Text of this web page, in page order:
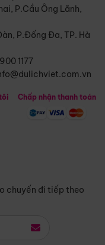
P.Cầu Ông Lãnh,
P.Đống Đa, TP. Hà
1177
chuyến đi tiếp theo
Chấp nhận thanh toán